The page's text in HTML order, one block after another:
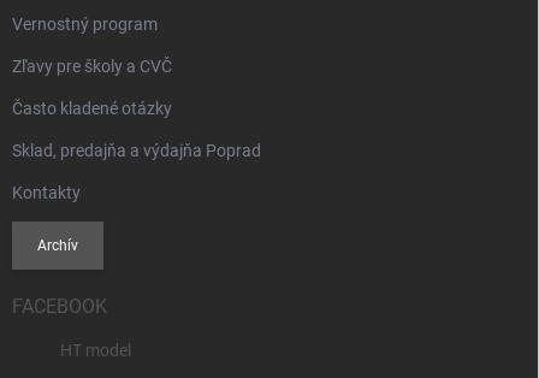
Vernostný program
Zľavy pre školy a CVČ
Často kladené otázky
Sklad, predajňa a výdajňa Poprad
Kontakty
Archív
FACEBOOK
HT model